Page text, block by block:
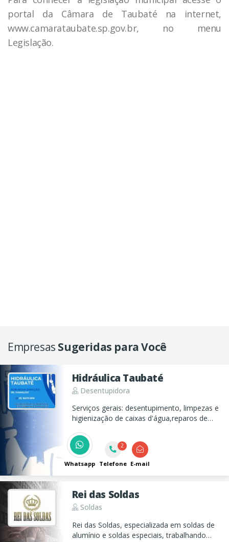
portal da Câmara de Taubaté na internet,
www.camarataubate.sp.gov.br, no menu
Legislação.
Empresas Sugeridas para Você
Hidráulica Taubaté
Desentupidora
Serviços gerais: desentupimento, limpezas e
higienização de caixas d'água,reparos de
manutenção e construção de rede de
esgoto e hidráulica, limpeza e higienização
de caixas de gordura. Serviço com qualidade
e garantia!
Whatsapp
2
Telefone E-mail
Rei das Soldas
Soldas
Rei das Soldas, especializada em soldas de
alumínio e soldas especiais, trabalhando